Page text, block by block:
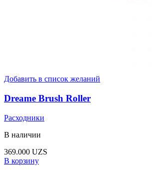
Добавить в список желаний
Dreame Brush Roller
Расходники
В наличии
369.000 UZS
В корзину